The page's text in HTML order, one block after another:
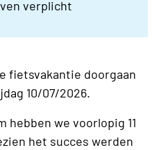
verplicht
fietsvakantie doorgaan
10/07/2026.
hebben we voorlopig 11
het succes werden